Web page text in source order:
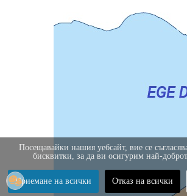
Посещавайки нашия уебсайт, вие се
бисквитки, за да ви осигурим най-
Приемане на всички Отказ на всички